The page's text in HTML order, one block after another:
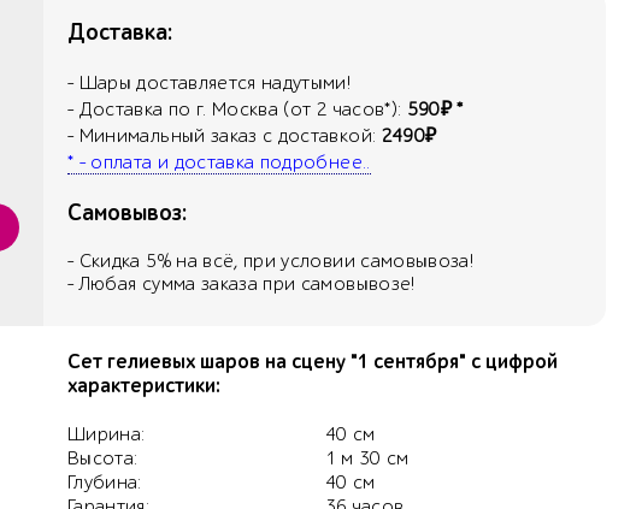
Доставка:
- Шары доставляется надутыми!
- Доставка по г. Москва (от 2 часов*): 590₽ *
- Минимальный заказ с доставкой: 2490₽
* - оплата и доставка подробнее..
Самовывоз:
- Скидка 5% на всё, при условии самовывоза!
- Любая сумма заказа при самовывозе!
Сет гелиевых шаров на сцену "1 сентября" с цифрой
характеристики:
Ширина:
Высота:
Глубина:
40 см
1 м 30 см
40 см